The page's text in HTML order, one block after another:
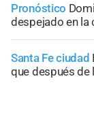
Pronóstico
despejado en la
Santa Fe ciudad
que después